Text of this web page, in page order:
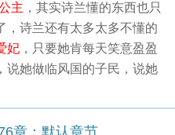
主 ，其实诗兰懂的东西也只
，诗兰还有太多太多不懂的
妃 ，只要她肯每天笑意盈盈
说她做临风国的子民，说她
章：默认章节